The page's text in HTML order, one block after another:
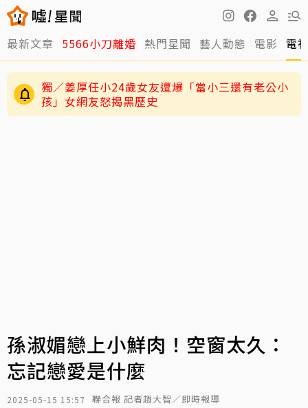
最新文章 5566小刀離婚 熱門星聞 藝人動態 電影 電
獨／姜厚任小24歲女友遭爆「當小三還有老公小
孩」女網友怒揭黑歷史
孫淑媚戀上小鮮肉！空窗太久：
忘記戀愛是什麼
2025-05-15 15:57 聯合報 記者趙大智／即時報導